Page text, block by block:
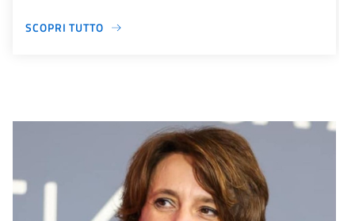
SCOPRI TUTTO